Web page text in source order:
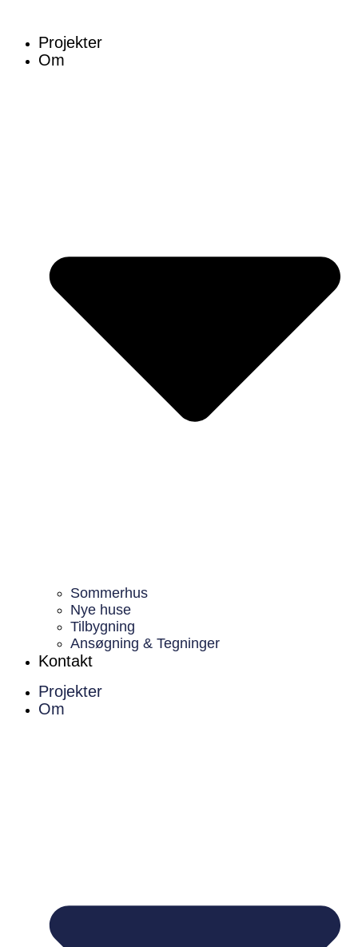
contentProjekter
Om
Sommerhus
Nye huse
Tilbygning
Ansøgning & Tegninger
Kontakt
Projekter
Om